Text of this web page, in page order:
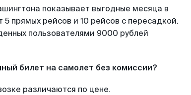
показывает выгодные месяца в
прямых рейсов и 10 рейсов с пересадкой.
пользователями 9000 рублей
билет на самолет без комиссии?
различаются по цене.